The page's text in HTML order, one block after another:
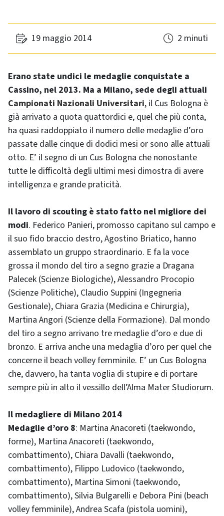
19 maggio 2014 2 minuti
Erano state undici le medaglie conquistate a
Cassino, nel 2013. Ma a Milano, sede degli attuali
Campionati Nazionali Universitari, il Cus Bologna è
già arrivato a quota quattordici e, quel che più conta,
ha quasi raddoppiato il numero delle medaglie d’oro
passate dalle cinque di dodici mesi or sono alle attuali
otto. E’ il segno di un Cus Bologna che nonostante
tutte le difficoltà degli ultimi mesi dimostra di avere
intelligenza e grande praticità.
Il lavoro di scouting è stato fatto nel migliore dei
modi. Federico Panieri, promosso capitano sul campo e
il suo fido braccio destro, Agostino Briatico, hanno
assemblato un gruppo straordinario. E fa la voce
grossa il mondo del tiro a segno grazie a Dragana
Palecek (Scienze Biologiche), Alessandro Procopio
(Scienze Politiche), Claudio Suppini (Ingegneria
Gestionale), Chiara Grazia (Medicina e Chirurgia),
Martina Angori (Scienze della Formazione). Dal mondo
del tiro a segno arrivano tre medaglie d’oro e due di
bronzo. E arriva anche una medaglia d’oro per quel che
concerne il beach volley femminile. E’ un Cus Bologna
che, davvero, ha tanta voglia di stupire e di portare
sempre più in alto il vessillo dell’Alma Mater Studiorum.
Il medagliere di Milano 2014
Medaglie d’oro 8: Martina Anacoreti (taekwondo,
forme), Martina Anacoreti (taekwondo,
combattimento), Chiara Davalli (taekwondo,
combattimento), Filippo Ludovico (taekwondo,
combattimento), Martina Simoni (taekwondo,
combattimento), Silvia Bulgarelli e Debora Pini (beach
volley femminile), Andrea Scafa (pistola uomini),